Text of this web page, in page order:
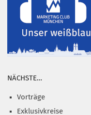
NÄCHSTE…
Vorträge
Exklusivkreise